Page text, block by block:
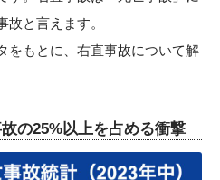
と言えます。
をもとに、右直事故について解
の25%以上を占める衝撃